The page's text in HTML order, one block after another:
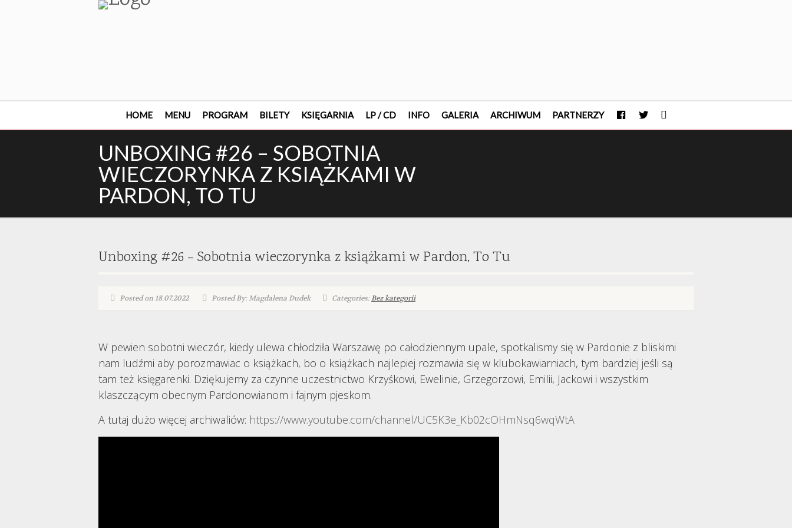
HOME MENU PROGRAM BILETY KSIĘGARNIA LP / CD INFO GALERIA ARCHIWUM PARTNERZY FACEBOOK
TWITTERINSTAGRAM
UNBOXING #26 – SOBOTNIA
WIECZORYNKA Z KSIĄŻKAMI W
PARDON, TO TU
Unboxing #26 – Sobotnia wieczorynka z książkami w Pardon, To Tu
Posted on 18.07.2022 Posted By: Magdalena Dudek Categories:Bez kategorii
W pewien sobotni wieczór, kiedy ulewa chłodziła Warszawę po całodziennym upale, spotkalismy się w Pardonie z bliskimi
nam ludźmi aby porozmawiac o książkach, bo o książkach najlepiej rozmawia się w klubokawiarniach, tym bardziej jeśli są
tam też księgarenki. Dziękujemy za czynne uczestnictwo Krzyśkowi, Ewelinie, Grzegorzowi, Emilii, Jackowi i wszystkim
klaszczącym obecnym Pardonowianom i fajnym pjeskom.
A tutaj dużo więcej archiwaliów: https://www.youtube.com/channel/UC5K3e_Kb02cOHmNsq6wqWtA